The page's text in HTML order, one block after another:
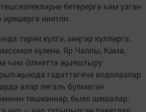
бетерергә һәм узган
ирешергә ниятли.
тирән күлгә, зәңгәр күлләргә,
күленә, Яр Чаллы, Кама,
һәм Әлмәттә җыештыру
җыюда гадәттәгечә водолазлар
алар легаль булмаган
төшкәннәр, быел шешәләр,